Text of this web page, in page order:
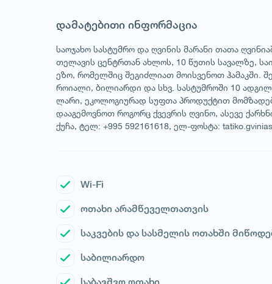
დამატებითი ინფორმაცია
საოჯახო სასტუმრო და ღვინის მარანი თათა
თელავის ცენტრთან ახლოს, 10 წუთის სავალზე,
ეზო, რომელშიც შეგიძლიათ მოისვენოთ ჰამაკში.
როიალი, ბილიარდი და სხვ. სასტუმროში 10
ლარი, ეკოლოგიურად სუფთა პროდუქტით
დააგემოვნოთ როგორც ქვევრის ღვინო, ასევე
ქუჩა, ტელ: +995 592161618, ელ-ფოსტა:
Wi-Fi
ოთახი არამწეველთათვის
საკვების და სასმელის ოთახში
საბილიარდო